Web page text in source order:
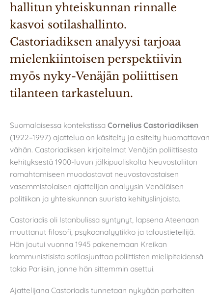
hallitun yhteiskunnan rinnalle
kasvoi sotilashallinto.
Castoriadiksen analyysi tarjoaa
mielenkiintoisen perspektiivin
myös nyky-Venäjän poliittisen
tilanteen tarkasteluun.
Suomalaisessa kontekstissa Cornelius Castoriadiksen
(1922–1997) ajattelua on käsitelty ja esitelty huomattavan
vähän. Castoriadiksen kirjoitelmat Venäjän poliittisesta
kehityksestä 1900-luvun jälkipuoliskolta Neuvostoliiton
romahtamiseen muodostavat neuvostovastaisen
vasemmistolaisen ajattelijan analyysin Venäläisen
politiikan ja yhteiskunnan suurista kehityslinjoista.
Castoriadis oli Istanbulissa syntynyt, lapsena Ateenaan
muuttanut filosofi, psykoanalyytikko ja taloustieteilijä.
Hän joutui vuonna 1945 pakenemaan Kreikan
kommunistisista sotilasjunttaa poliittisten mielipiteidensä
takia Pariisiin, jonne hän sittemmin asettui.
Ajattelijana Castoriadis tunnetaan nykyään parhaiten